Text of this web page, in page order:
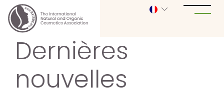
Dernières
nouvelles